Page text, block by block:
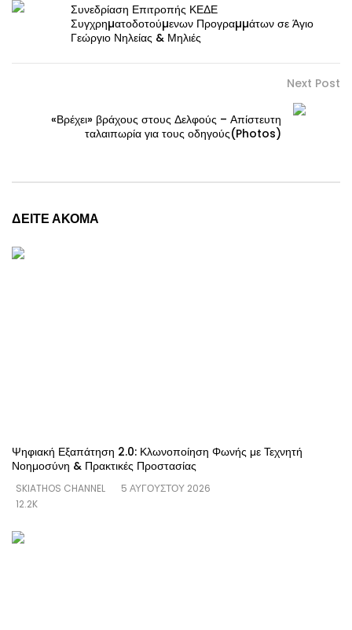
Συνεδρίαση Επιτροπής ΚΕΔΕ
Συγχρηµατοδοτούµενων Προγραµµάτων σε Άγιο
Γεώργιο Νηλείας & Μηλιές
Next Post
«Βρέχει» βράχους στους Δελφούς – Απίστευτη
ταλαιπωρία για τους οδηγούς(Photos)
ΔΕΙΤΕ ΑΚΟΜΑ
Ψηφιακή Εξαπάτηση 2.0: Κλωνοποίηση Φωνής με Τεχνητή
Νοημοσύνη & Πρακτικές Προστασίας
SKIATHOS CHANNEL
5 ΑΥΓΟΎΣΤΟΥ 2026
12.2K